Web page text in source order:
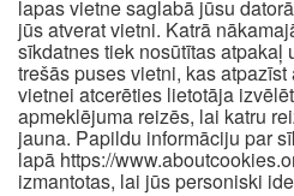
lapas vietne saglabā jūsu
jūs atverat vietni. Katrā
sīkdatnes tiek nosūtītas atpakaļ
trešās puses vietni, kas
vietnei atcerēties lietotāja
apmeklējuma reizēs, lai katru
jauna. Papildu informāciju par
lapā https://
izmantotas, lai jūs personiski